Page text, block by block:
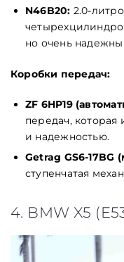
N46B20: 2.0-
но очень
Коробки передач:
ZF 6HP19
передач, которая
и надежностью.
Getrag GS6-17BG
ступенчатая
4. BMW X5